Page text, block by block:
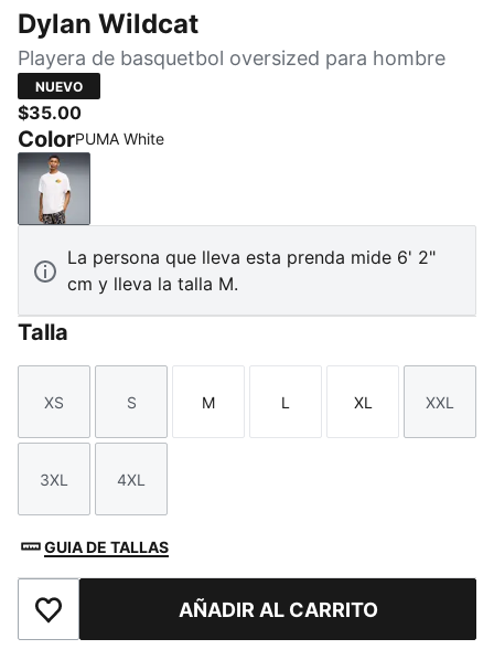
Dylan Wildcat
Playera de basquetbol oversized para hombre
NUEVO
$35.00
ColorPUMA White
PUMA White
La persona que lleva esta prenda mide 6' 2"
cm y lleva la talla M.
Talla
Talla
XS
Talla
S
Talla
M
Talla
L
Talla
XL
Talla
XXL
Talla
3XL
Talla
4XL
GUIA DE TALLAS
Añadir a la lista de deseosAÑADIR AL CARRITO